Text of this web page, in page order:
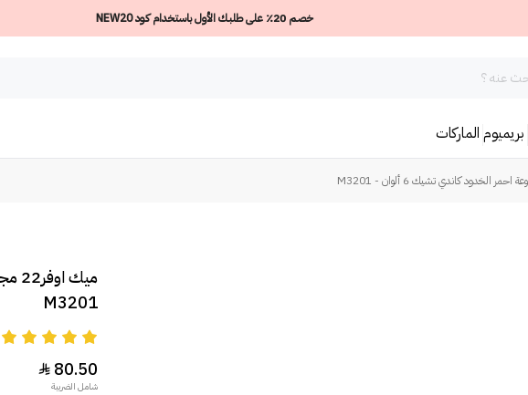
خصم 20٪ على طلبك الأول باستخدام كود NEW20
بريميوم الماركات
M3201
80.50

شامل الضريبة